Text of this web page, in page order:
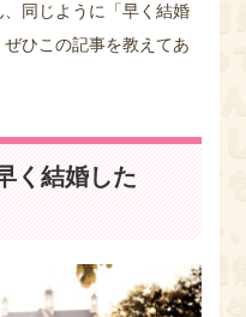
同じように「早く結婚
ひこの記事を教えてあ
く結婚した